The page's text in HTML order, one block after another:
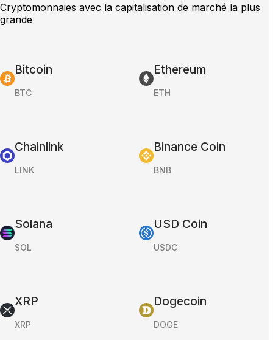
Cryptomonnaies avec la capitalisation de marché la plus
grande
Bitcoin
BTC
Ethereum
ETH
Chainlink
LINK
Binance Coin
BNB
Solana
SOL
USD Coin
USDC
XRP
XRP
Dogecoin
DOGE